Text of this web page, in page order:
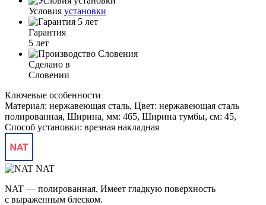
Условия установки
Гарантия
5 лет
Сделано в
Словении
Ключевые особенности
Материал: нержавеющая сталь, Цвет: нержавеющая сталь
полированная, Ширина, мм: 465, Ширина тумбы, см: 45,
Способ установки: врезная накладная
NAT
NAT — полированная. Имеет гладкую поверхность
с выраженным блеском.